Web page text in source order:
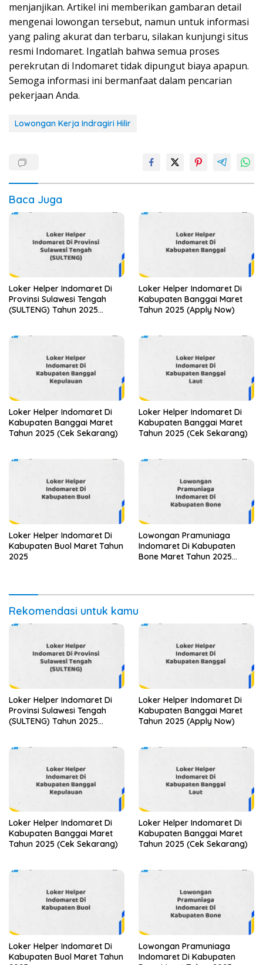
menjanjikan. Artikel ini memberikan gambaran detail
mengenai lowongan tersebut, namun untuk informasi
yang paling akurat dan terbaru, silakan kunjungi situs
resmi Indomaret. Ingatlah bahwa semua proses
perekrutan di Indomaret tidak dipungut biaya apapun.
Semoga informasi ini bermanfaat dalam pencarian
pekerjaan Anda.
Lowongan Kerja Indragiri Hilir
Baca Juga
Loker Helper Indomaret Di
Provinsi Sulawesi Tengah
(SULTENG) Tahun 2025
Loker Helper Indomaret Di
Kabupaten Banggai Maret
Tahun 2025 (Apply Now)
Loker Helper Indomaret Di
Kabupaten Banggai Maret
Tahun 2025 (Cek Sekarang)
Loker Helper Indomaret Di
Kabupaten Banggai Maret
Tahun 2025 (Cek Sekarang)
Loker Helper Indomaret Di
Kabupaten Buol Maret Tahun
2025
Lowongan Pramuniaga
Indomaret Di Kabupaten
Bone Maret Tahun 2025
Rekomendasi untuk kamu
Loker Helper Indomaret Di
Provinsi Sulawesi Tengah
(SULTENG) Tahun 2025
Loker Helper Indomaret Di
Kabupaten Banggai Maret
Tahun 2025 (Apply Now)
Loker Helper Indomaret Di
Kabupaten Banggai Maret
Tahun 2025 (Cek Sekarang)
Loker Helper Indomaret Di
Kabupaten Banggai Maret
Tahun 2025 (Cek Sekarang)
Loker Helper Indomaret Di
Kabupaten Buol Maret Tahun
Lowongan Pramuniaga
Indomaret Di Kabupaten